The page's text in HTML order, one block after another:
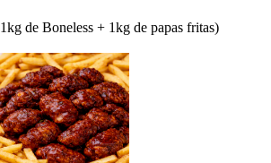
1kg de Boneless + 1kg de papas fritas)